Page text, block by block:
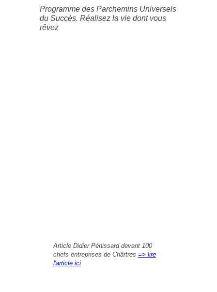
Programme des Parchemins Universels
du Succès. Réalisez la vie dont vous
rêvez
Article Didier Pénissard devant 100
chefs entreprises de Chârtres => lire
l'article ici